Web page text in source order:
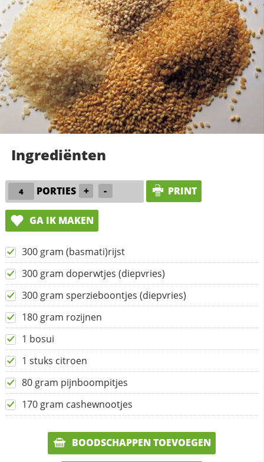
Ingrediënten
PORTIES + - PRINT
GA IK MAKEN
300 gram (basmati)rijst
300 gram doperwtjes (diepvries)
300 gram sperzieboontjes (diepvries)
180 gram rozijnen
1 bosui
1 stuks citroen
80 gram pijnboompitjes
170 gram cashewnootjes
BOODSCHAPPEN TOEVOEGEN